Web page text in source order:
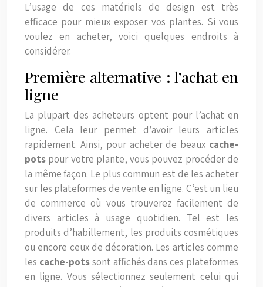
L’usage de ces matériels de design est très
efficace pour mieux exposer vos plantes. Si vous
voulez en acheter, voici quelques endroits à
considérer.
Première alternative : l’achat en
ligne
La plupart des acheteurs optent pour l’achat en
ligne. Cela leur permet d’avoir leurs articles
rapidement. Ainsi, pour acheter de beaux cache-
pots pour votre plante, vous pouvez procéder de
la même façon. Le plus commun est de les acheter
sur les plateformes de vente en ligne. C’est un lieu
de commerce où vous trouverez facilement de
divers articles à usage quotidien. Tel est les
produits d’habillement, les produits cosmétiques
ou encore ceux de décoration. Les articles comme
les cache-potssont affichés dans ces plateformes
en ligne. Vous sélectionnez seulement celui qui